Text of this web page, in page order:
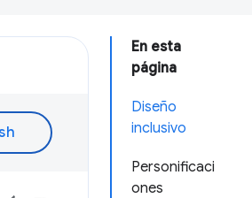
En esta
página
Diseño
inclusivo
Personificaci
ones